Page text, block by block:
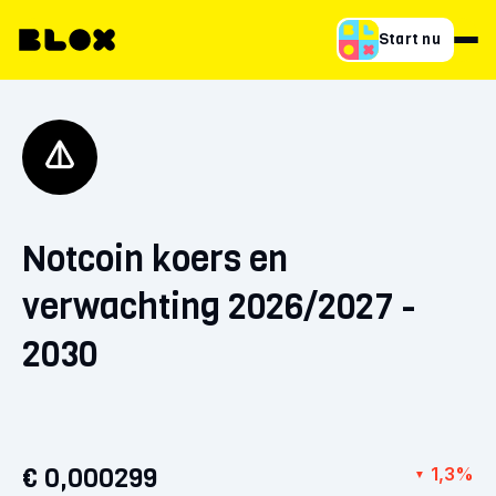
Start nu
Notcoin koers en
verwachting 2026/2027 -
2030
€ 0,000299 ▼ 1,3%